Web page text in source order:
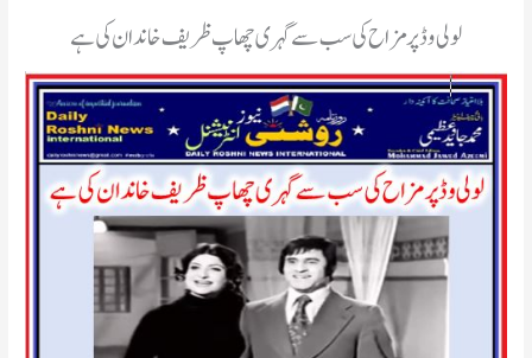
لولی وڈ پر مزاح کی سب سے گہری چھاپ ظریف خاندان کی ہے